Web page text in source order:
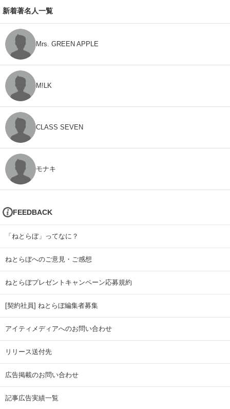
新着著名人一覧
Mrs. GREEN APPLE
M!LK
CLASS SEVEN
モナキ
FEEDBACK
「ねとらぼ」ってなに？
ねとらぼへのご意見・ご感想
ねとらぼプレゼントキャンペーン応募規約
[契約社員] ねとらぼ編集者募集
アイティメディアへのお問い合わせ
リリース送付先
広告掲載のお問い合わせ
記事広告実績一覧